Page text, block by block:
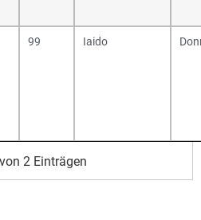
99 Iaido
2 Einträgen